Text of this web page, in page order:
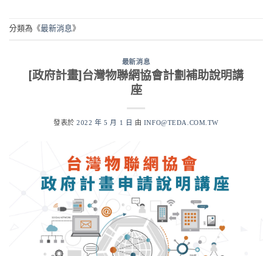
分類為《最新消息》
最新消息
[政府計畫]台灣物聯網協會計劃補助說明講
座
發表於2022 年 5 月 1 日 由 INFO@TEDA.COM.TW